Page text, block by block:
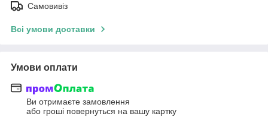
Самовивіз
Всі умови доставки
Умови оплати
Ви отримаєте замовлення
або гроші повернуться на вашу картку